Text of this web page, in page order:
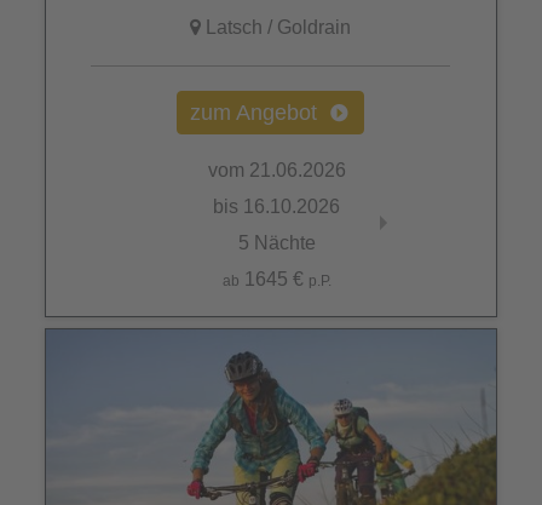
Latsch / Goldrain
zum Angebot
vom 21.06.2026
bis 16.10.2026
5 Nächte
ab 1645 € p.P.